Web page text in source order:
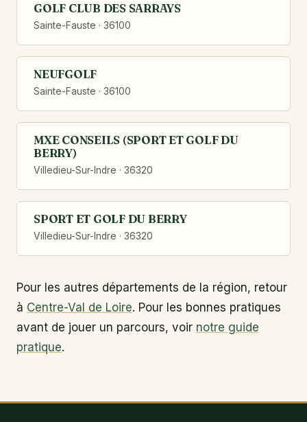
GOLF CLUB DES SARRAYS
Sainte-Fauste · 36100
NEUFGOLF
Sainte-Fauste · 36100
MXE CONSEILS (SPORT ET GOLF DU
BERRY)
Villedieu-Sur-Indre · 36320
SPORT ET GOLF DU BERRY
Villedieu-Sur-Indre · 36320
Pour les autres départements de la région, retour
à Centre-Val de Loire. Pour les bonnes pratiques
avant de jouer un parcours, voir notre guide
pratique.